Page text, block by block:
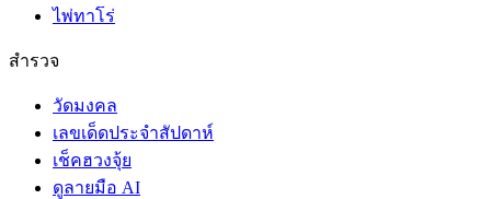
ไพ่ทาโร่
สำรวจ
วัดมงคล
เลขเด็ดประจำสัปดาห์
เช็คฮวงจุ้ย
ดูลายมือ AI